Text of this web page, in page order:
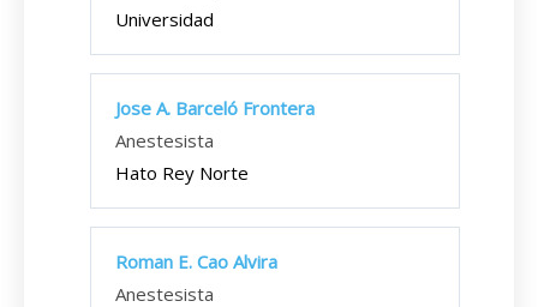
Universidad
Jose A. Barceló Frontera
Anestesista
Hato Rey Norte
Roman E. Cao Alvira
Anestesista